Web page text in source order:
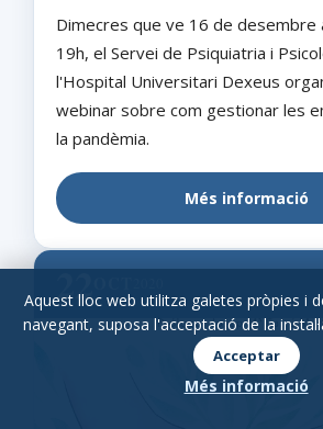
Dimecres que ve 16 de desembre
19h, el Servei de Psiquiatria i
l'Hospital Universitari Dexeus
webinar sobre com gestionar les
la pandèmia.
Més informació
22
Aquest lloc web utilitza galetes pròpies i
navegant, suposa l'acceptació de la
Acceptar
Més informació